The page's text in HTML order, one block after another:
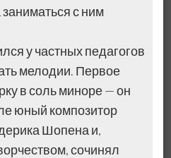
с ним
у частных педагогов
мелодии. Первое
в соль миноре — он
юный композитор
Шопена и,
сочинял